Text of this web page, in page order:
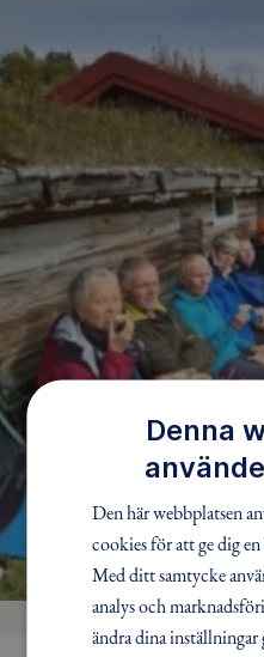
Denna
Den här webbplatsen
cookies för att ge dig
Med ditt samtycke
analys och
ändra dina